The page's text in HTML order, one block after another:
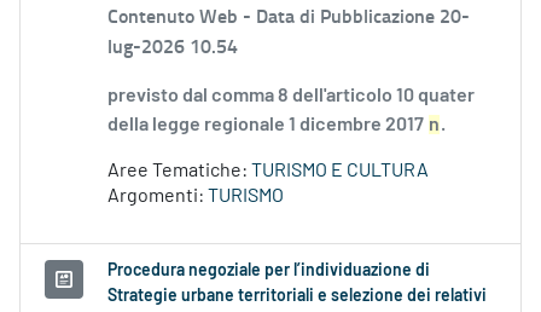
Contenuto Web - Data di Pubblicazione 20-
lug-2026 10.54
previsto dal comma 8 dell'articolo 10 quater
della legge regionale 1 dicembre 2017 n.
Aree Tematiche: TURISMO E CULTURA
Argomenti: TURISMO
Procedura negoziale per l’individuazione di
Strategie urbane territoriali e selezione dei relativi